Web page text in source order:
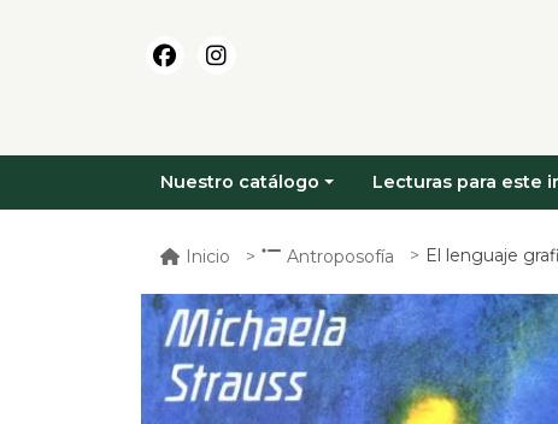
Nuestro catálogo Lecturas para este
Inicio Antroposofía El lenguaje